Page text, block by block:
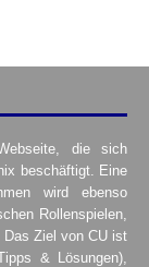
die sich
beschäftigt. Eine
wird ebenso
Rollenspielen,
Ziel von CU ist
& Lösungen),